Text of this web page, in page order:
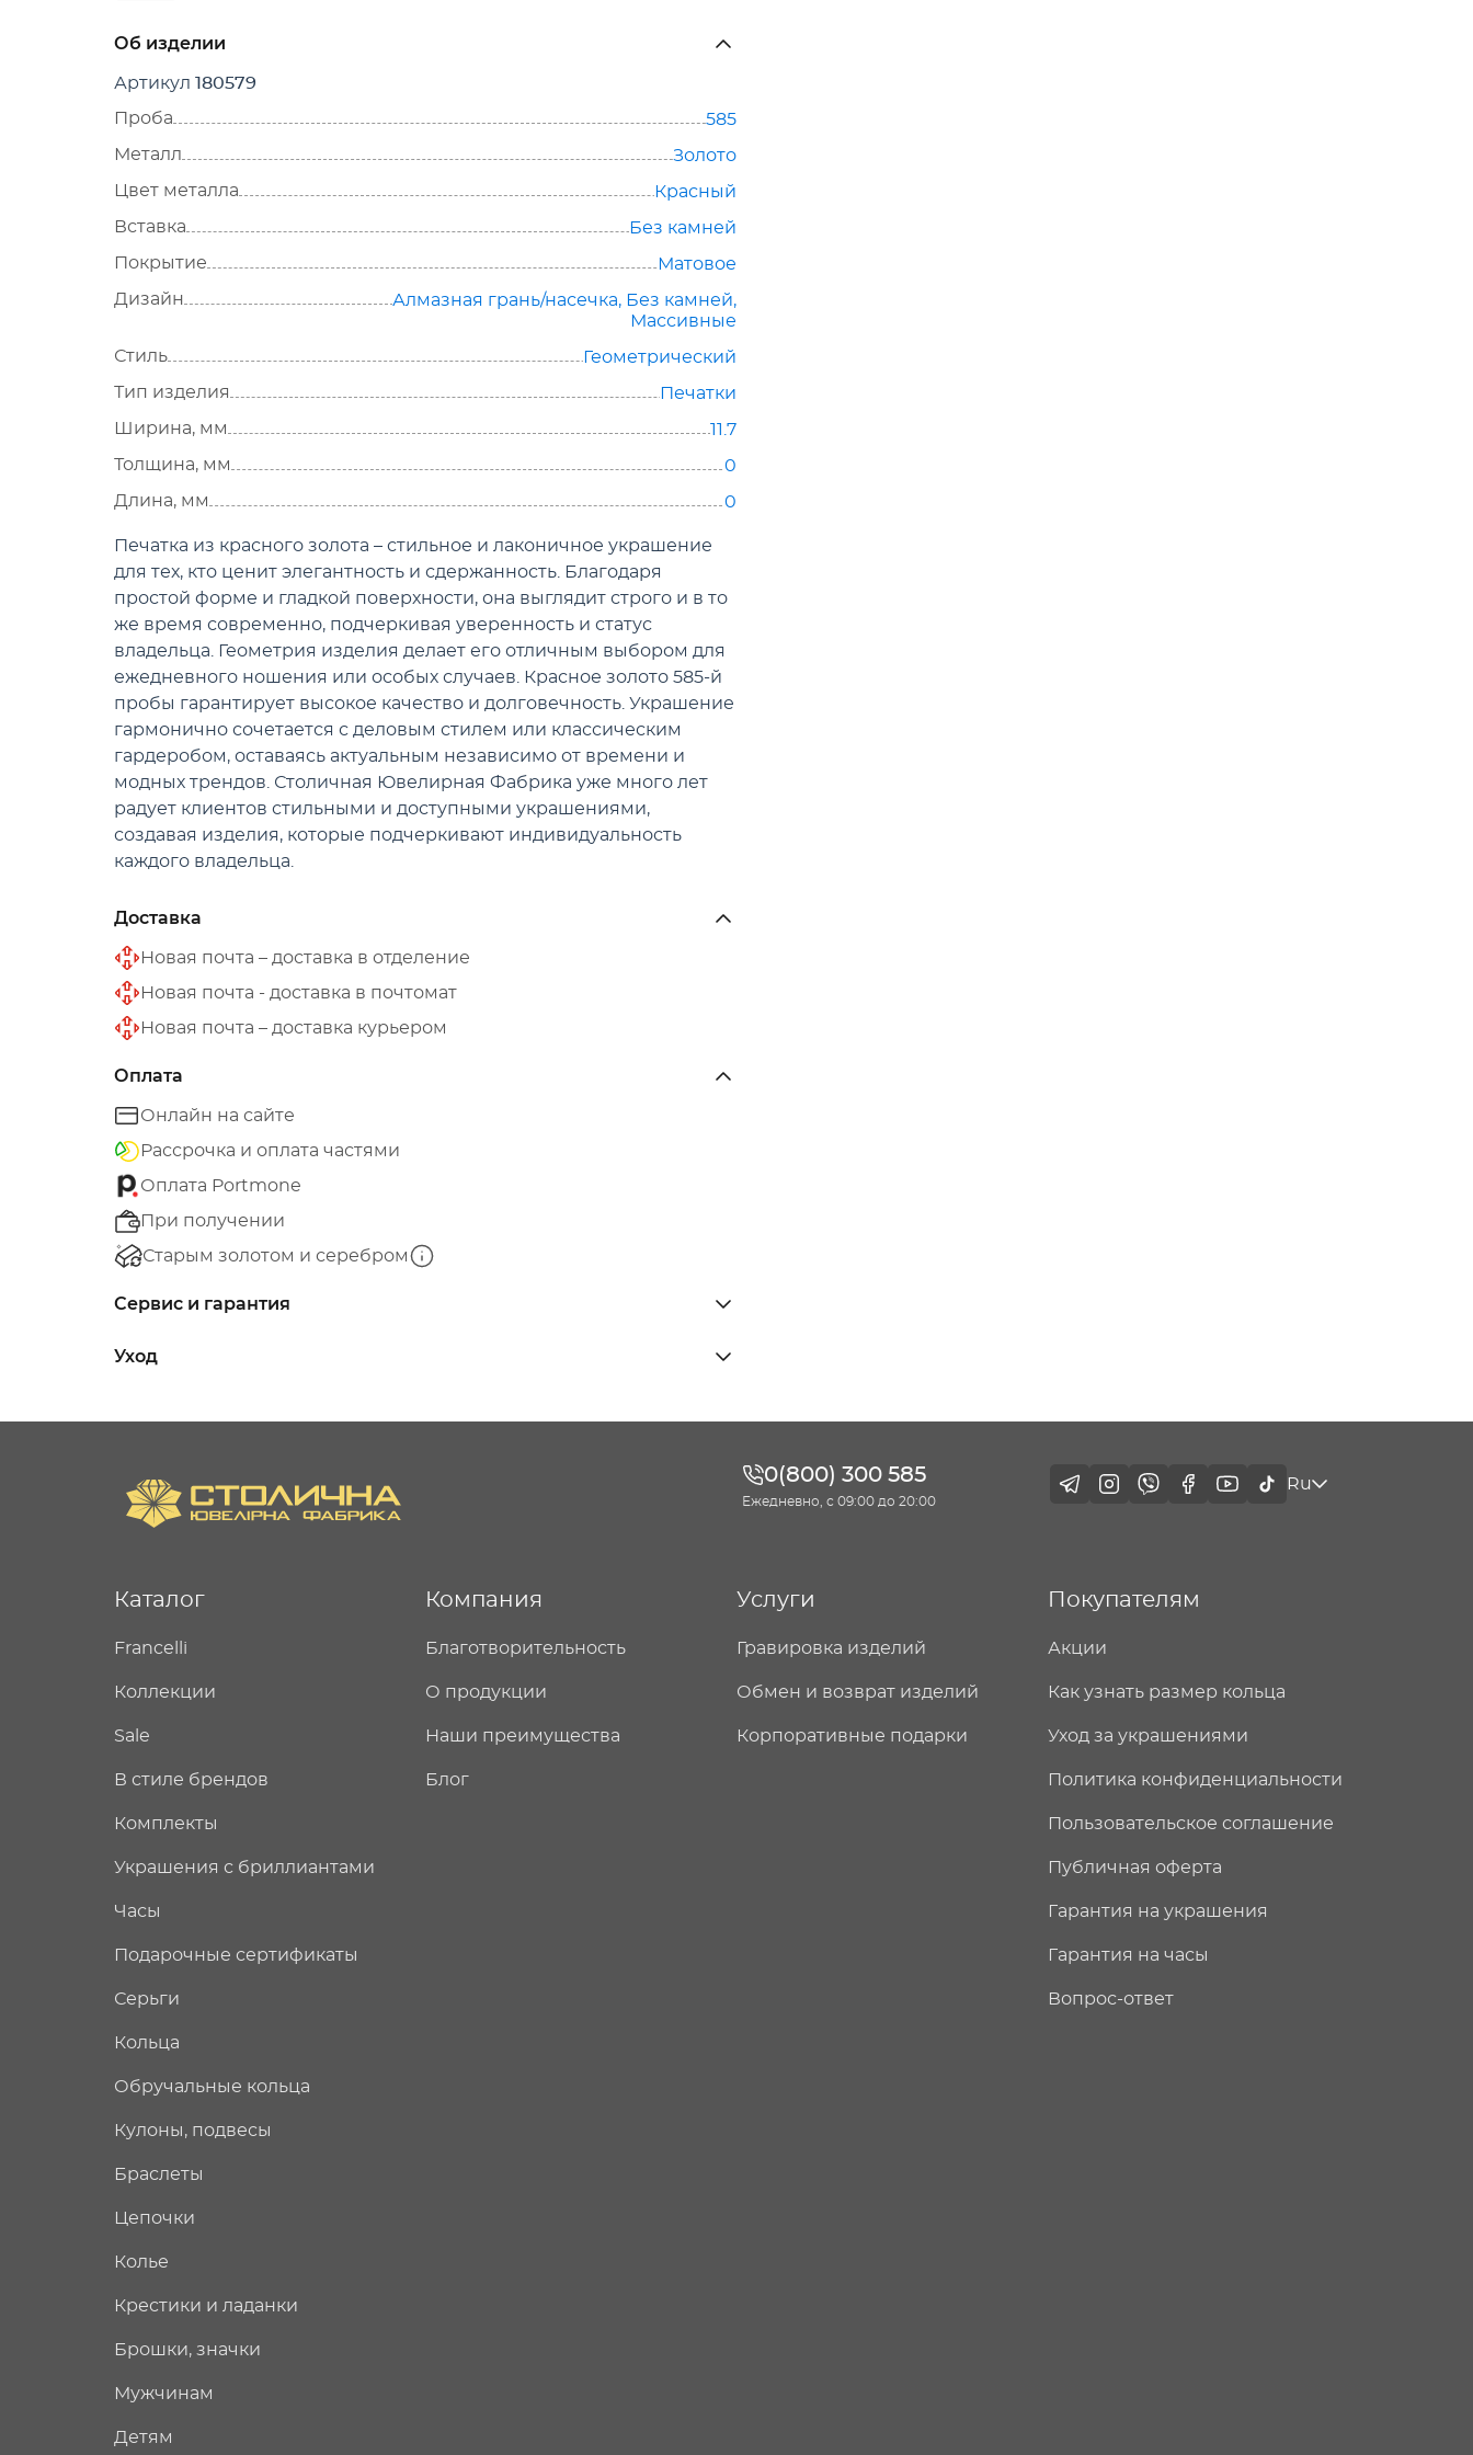
Об изделии
Артикул 180579
Проба
585
Металл
Золото
Цвет металла
Красный
Вставка
Без камней
Покрытие
Матовое
Дизайн
Алмазная грань/насечка, Без камней,
Массивные
Стиль
Геометрический
Тип изделия
Печатки
Ширина, мм
11.7
Толщина, мм
0
Длина, мм
0
Печатка из красного золота – стильное и лаконичное украшение
для тех, кто ценит элегантность и сдержанность. Благодаря
простой форме и гладкой поверхности, она выглядит строго и в то
же время современно, подчеркивая уверенность и статус
владельца. Геометрия изделия делает его отличным выбором для
ежедневного ношения или особых случаев. Красное золото 585-й
пробы гарантирует высокое качество и долговечность. Украшение
гармонично сочетается с деловым стилем или классическим
гардеробом, оставаясь актуальным независимо от времени и
модных трендов. Столичная Ювелирная Фабрика уже много лет
радует клиентов стильными и доступными украшениями,
создавая изделия, которые подчеркивают индивидуальность
каждого владельца.
Доставка
Новая почта – доставка в отделение
Новая почта - доставка в почтомат
Новая почта – доставка курьером
Оплата
Онлайн на сайте
Рассрочка и оплата частями
Оплата Portmone
При получении
Старым золотом и серебром
Сервис и гарантия
Уход
0(800) 300 585
Ежедневно, с 09:00 до 20:00
Ru
Каталог
Francelli
Коллекции
Sale
В стиле брендов
Комплекты
Украшения с бриллиантами
Часы
Подарочные сертификаты
Серьги
Кольца
Обручальные кольца
Кулоны, подвесы
Браслеты
Цепочки
Колье
Крестики и ладанки
Брошки, значки
Мужчинам
Детям
Компания
Благотворительность
О продукции
Наши преимущества
Блог
Услуги
Гравировка изделий
Обмен и возврат изделий
Корпоративные подарки
Покупателям
Акции
Как узнать размер кольца
Уход за украшениями
Политика конфиденциальности
Пользовательское соглашение
Публичная оферта
Гарантия на украшения
Гарантия на часы
Вопрос-ответ